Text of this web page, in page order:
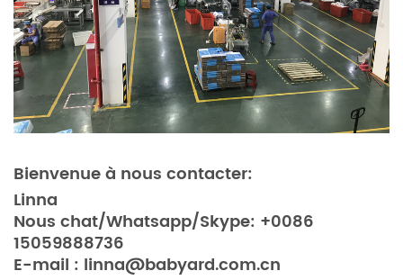
Bienvenue à nous contacter:
Linna
Nous chat/Whatsapp/Skype: +0086
15059888736
E-mail : linna@babyard.com.cn